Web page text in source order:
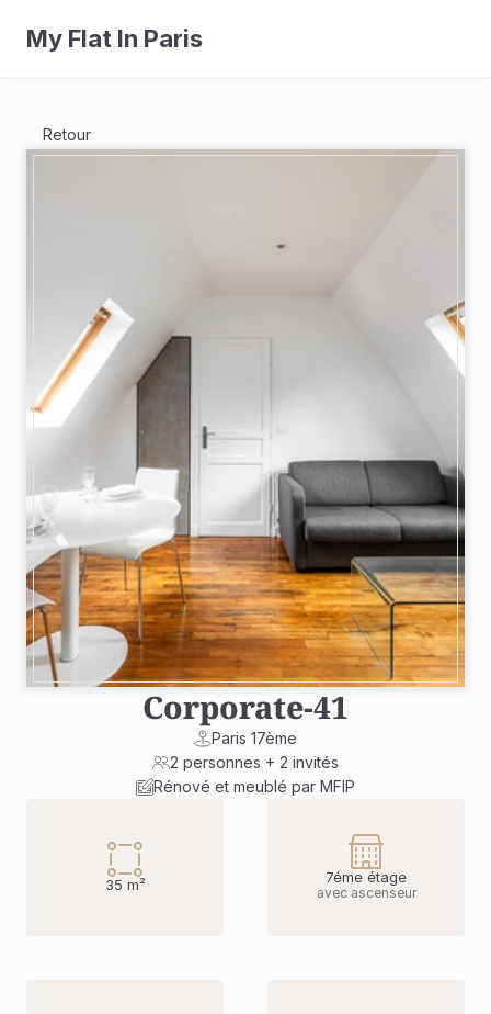
My Flat In Paris
Retour
Corporate-41
Paris 17ème
2 personnes + 2 invités
Rénové et meublé par MFIP
35 m² 7éme étage
avec ascenseur